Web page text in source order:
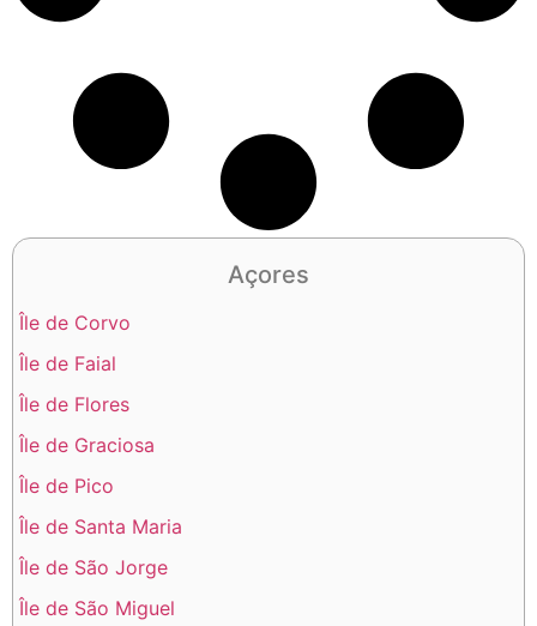
Açores
Île de Corvo
Île de Faial
Île de Flores
Île de Graciosa
Île de Pico
Île de Santa Maria
Île de São Jorge
Île de São Miguel